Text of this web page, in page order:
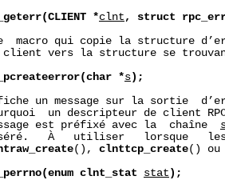
*clnt , struct
macro qui copie la structure
client vers la structure se
*s );
un message sur la sortie
un descripteur de client
est préfixé avec la  chaîne
À   utiliser   lorsque
(), clnttcp_create()
clnt_stat stat );